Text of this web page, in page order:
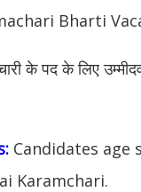
Bharti
के पद के लिए
Candidates age
Karamchari.